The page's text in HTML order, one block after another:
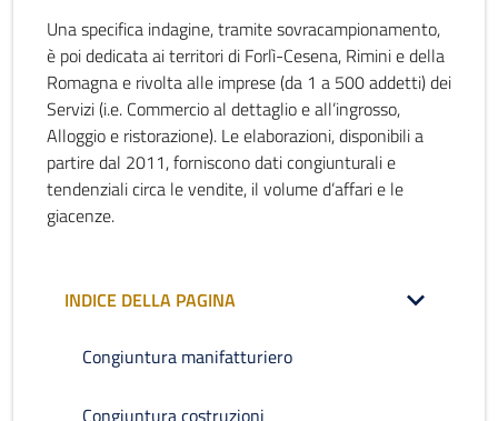
Una specifica indagine, tramite sovracampionamento,
è poi dedicata ai territori di Forlì-Cesena, Rimini e della
Romagna e rivolta alle imprese (da 1 a 500 addetti) dei
Servizi (i.e. Commercio al dettaglio e all’ingrosso,
Alloggio e ristorazione). Le elaborazioni, disponibili a
partire dal 2011, forniscono dati congiunturali e
tendenziali circa le vendite, il volume d’affari e le
giacenze.
INDICE DELLA PAGINA
Congiuntura manifatturiero